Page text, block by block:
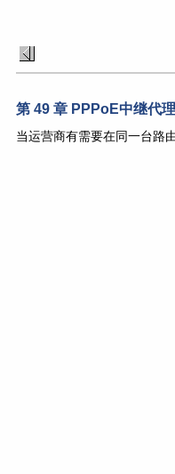
第 49 章 PPPoE中继代理
当运营商有需要在同一台路